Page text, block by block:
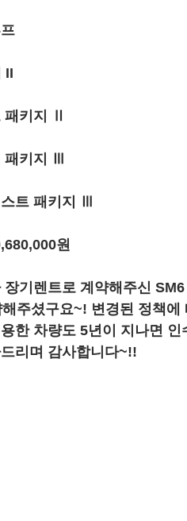
II
패키지 Ⅱ
패키지 Ⅲ
트 패키지 Ⅲ
원
장기렌트로 계약해주신
주셨구요~! 변경된 정책
한 차량도 5년이 지나면
리며 감사합니다~!!